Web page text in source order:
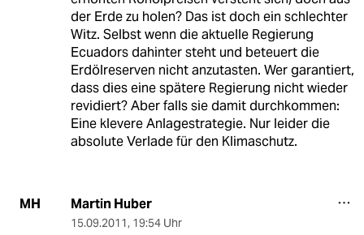
der Erde zu holen? Das ist doch ein schlechter
Witz. Selbst wenn die aktuelle Regierung
Ecuadors dahinter steht und beteuert die
Erdölreserven nicht anzutasten. Wer garantiert,
dass dies eine spätere Regierung nicht wieder
revidiert? Aber falls sie damit durchkommen:
Eine klevere Anlagestrategie. Nur leider die
absolute Verlade für den Klimaschutz.
MH Martin Huber
15.09.2011, 19:54 Uhr